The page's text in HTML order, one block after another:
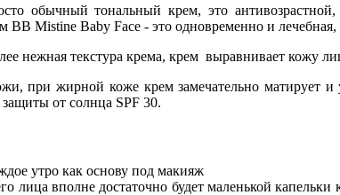
обычный тональный крем, это
Mistine Baby Face - это одновременно и лечебная,
нежная текстура крема, крем выравнивает кожу
при жирной коже крем замечательно матирует
от солнца SPF 30.
утро как основу под макияж
лица вполне достаточно будет маленькой